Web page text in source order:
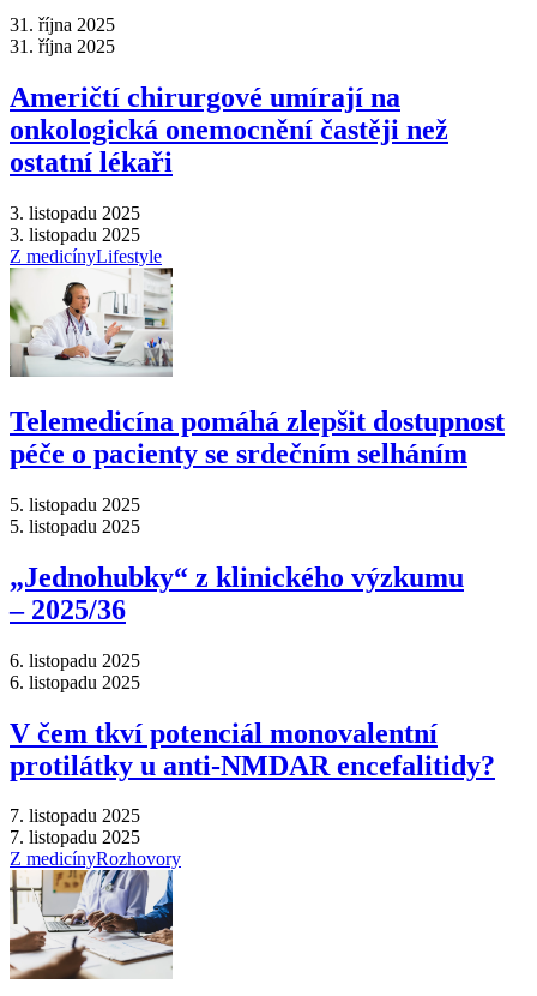
31. října 2025
31. října 2025
Američtí chirurgové umírají na
onkologická onemocnění častěji než
ostatní lékaři
3. listopadu 2025
3. listopadu 2025
Z medicínyLifestyle
Telemedicína pomáhá zlepšit dostupnost
péče o pacienty se srdečním selháním
5. listopadu 2025
5. listopadu 2025
„Jednohubky“ z klinického výzkumu
–⁠ 2025/36
6. listopadu 2025
6. listopadu 2025
V čem tkví potenciál monovalentní
protilátky u anti-NMDAR encefalitidy?
7. listopadu 2025
7. listopadu 2025
Z medicínyRozhovory